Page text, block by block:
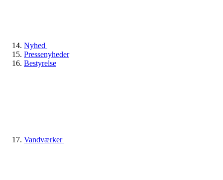
Nyhed
Pressenyheder
Bestyrelse
Vandværker